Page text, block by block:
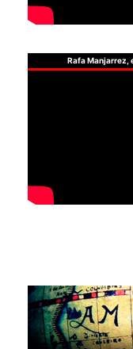
Rafa Manjarrez,